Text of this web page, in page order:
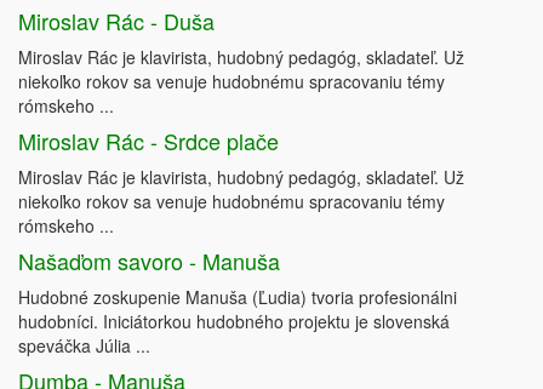
Miroslav Rác - Duša
Miroslav Rác je klavirista, hudobný pedagóg, skladateľ. Už
niekoľko rokov sa venuje hudobnému spracovaniu témy
rómskeho ...
Miroslav Rác - Srdce plače
Miroslav Rác je klavirista, hudobný pedagóg, skladateľ. Už
niekoľko rokov sa venuje hudobnému spracovaniu témy
rómskeho ...
Našaďom savoro - Manuša
Hudobné zoskupenie Manuša (Ľudia) tvoria profesionálni
hudobníci. Iniciátorkou hudobného projektu je slovenská
speváčka Júlia ...
Dumba - Manuša